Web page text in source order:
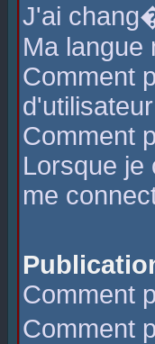
J'ai
Ma langue
Comment
Comment
Lorsque je
me
Comment
Comment